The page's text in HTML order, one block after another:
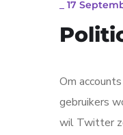
17
Om
gebruikers
wil Twitter